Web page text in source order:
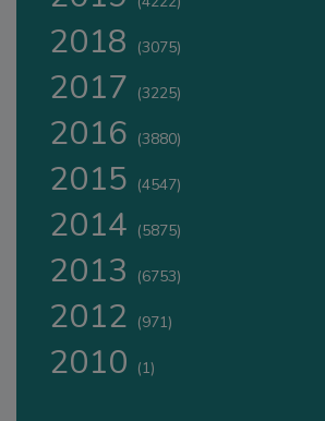
2018 (3075)
2017 (3225)
2016 (3880)
2015 (4547)
2014 (5875)
2013 (6753)
2012 (971)
2010 (1)